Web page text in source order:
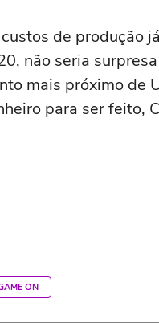
de produção
não seria
mais próximo de
para ser feito,
ON